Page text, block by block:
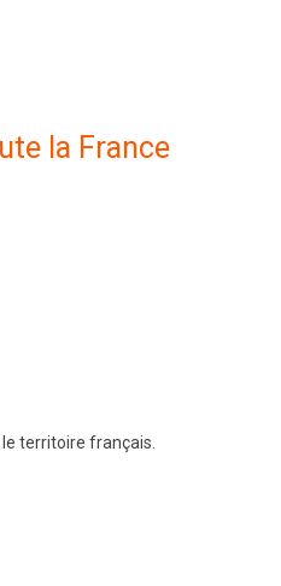
la France
territoire français.